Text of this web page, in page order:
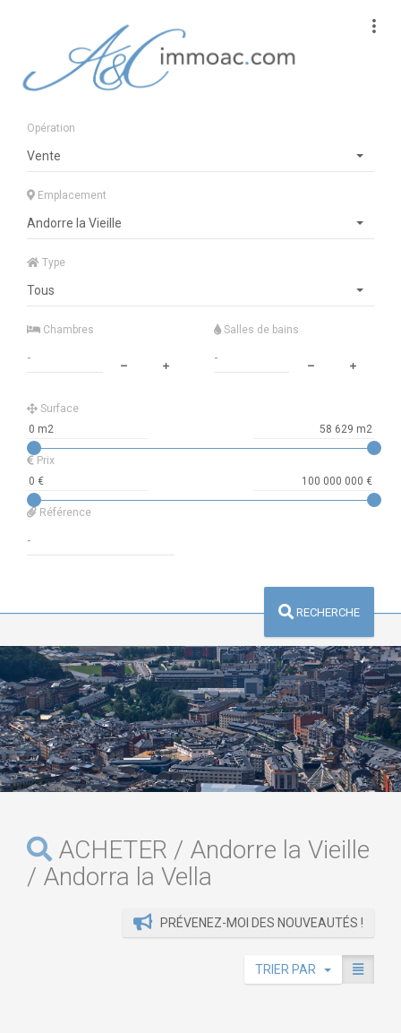
Opération
Vente
Emplacement
Andorre la Vieille
Type
Tous
Chambres Salles de bains
Surface
Prix
Référence
RECHERCHE
ACHETER / Andorre la Vieille
/ Andorra la Vella
PRÉVENEZ-MOI DES NOUVEAUTÉS !
TRIER PAR